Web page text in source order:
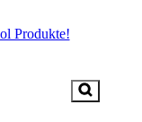
Produkte!